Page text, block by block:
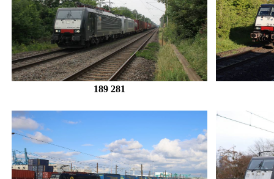
189 281